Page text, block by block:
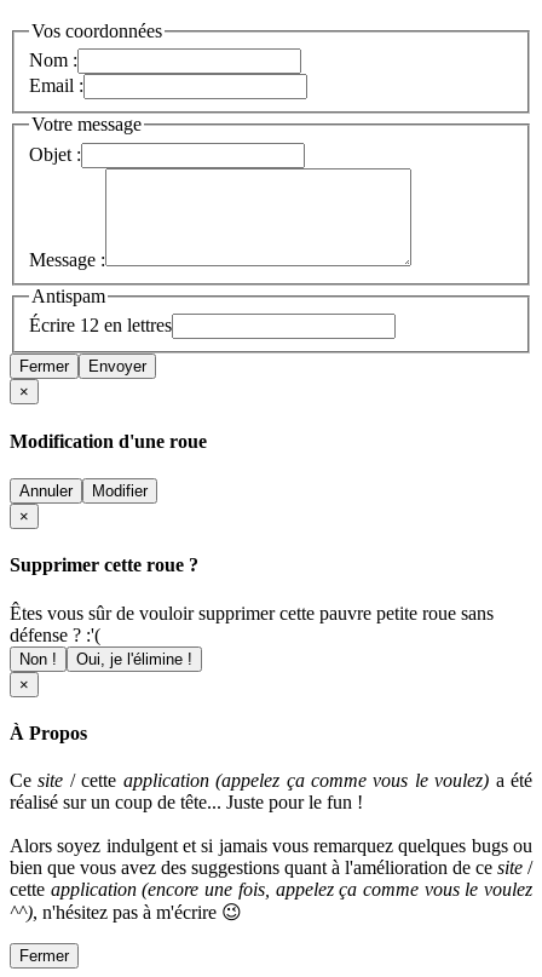
Vos coordonnées
Nom :
Email :
Votre message
Objet :
Message :
Antispam
Écrire 12 en lettres
Fermer
Envoyer
×
Modification d'une roue
Annuler
Modifier
×
Supprimer cette roue ?
Êtes vous sûr de vouloir supprimer cette pauvre petite roue sans
défense ? :'(
Non !
Oui, je l'élimine !
×
À Propos
Cesite / cette application (appelez ça comme vous le voulez) a été
réalisé sur un coup de tête... Juste pour le fun !
Alors soyez indulgent et si jamais vous remarquez quelques bugs ou
bien que vous avez des suggestions quant à l'amélioration de ce site /
cette application (encore une fois, appelez ça comme vous le voulez
^^), n'hésitez pas à m'écrire 😉
Fermer